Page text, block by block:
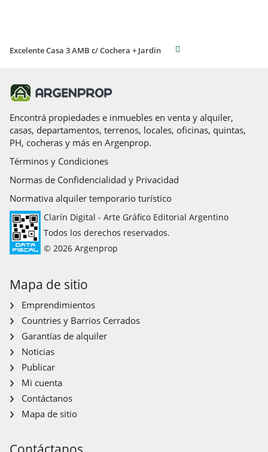
Excelente Casa 3 AMB c/ Cochera + Jardin
Encontrá propiedades e inmuebles en venta y alquiler,
casas, departamentos, terrenos, locales, oficinas, quintas,
PH, cocheras y más en Argenprop.
Términos y Condiciones
Normas de Confidencialidad y Privacidad
Normativa alquiler temporario turístico
Clarín Digital - Arte Gráfico Editorial Argentino
Todos los derechos reservados.
© 2026 Argenprop
Mapa de sitio
Emprendimientos
Countries y Barrios Cerrados
Garantías de alquiler
Noticias
Publicar
Mi cuenta
Contáctanos
Mapa de sitio